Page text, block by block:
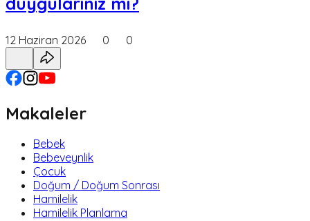
12 Haziran 2026 0 0
Makaleler
Bebek
Bebeveynlik
Çocuk
Doğum / Doğum Sonrası
Hamilelik
Hamilelik Planlama